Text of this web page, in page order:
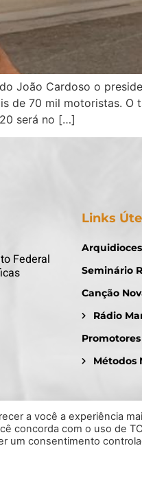
João Cardoso o
de 70 mil motoristas.
será no […]
Federal
Links
Seminário
Canção
Rádio
Métodos
a você a experiência
concorda com o uso de
um consentimento